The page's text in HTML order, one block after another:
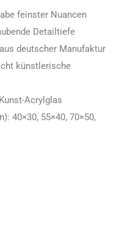
feinster Nuancen
Detailtiefe
deutscher Manufaktur
künstlerische
Acrylglas
40×30, 55×40, 70×50,